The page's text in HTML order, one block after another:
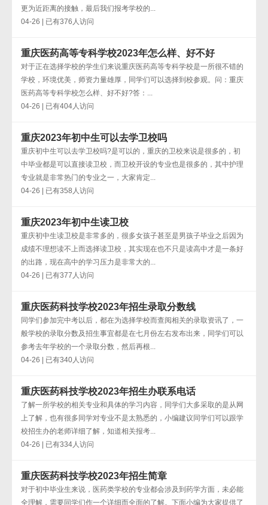
更为近距离的接触，最后我们报考学校的...
04-26 | 已有376人访问
重庆医药高等专科学校2023年怎么样、好不好
对于正在选择学校的学生们来说重庆医药高等专科学校是一所很不错的
学校，环境优美，师资力量雄厚，同学们可以选择到校参观。问：重庆
医药高等专科学校怎么样、好不好?答：...
04-26 | 已有404人访问
重庆2023年初中生可以去学卫校吗
重庆初中生可以去学卫校吗?是可以的，重庆的卫校来说是很多的，初
中毕业都是可以直接读卫校，而卫校开设的专业也是很多的，其中护理
专业就是非常热门的专业之一，大家肯定...
04-26 | 已有358人访问
重庆2023年初中生读卫校
重庆初中生读卫校是非常多的，很多女孩子甚至是男孩子毕业之后因为
成绩不理想读不上而选择读卫校，其实现在也不只是读高中才是一条好
的出路，现在高中的学习压力是非常大的...
04-26 | 已有377人访问
重庆医药科技学校2023年招生录取分数线
同学们参加完中考以后，都在为选择学校而查阅相关的录取资讯了，一
般学校的录取分数及招生事宜都是在七月份左右发布出来，同学们可以
参考去年学校的一个录取分数，然后再根...
04-26 | 已有340人访问
重庆医药科技学校2023年招生办联系电话
了解一所学校的相关专业和具体的学习内容，同学们大多采取的是从网
上了解，也有很多同学对专业不是太熟悉的，小编建议同学们可以跟学
校招生办的老师详细了解，知道相关报考...
04-26 | 已有334人访问
重庆医药科技学校2023年招生简章
对于初中毕业生来说，医药类学校的专业都会涉及到药学方面，未必能
全理解，需要同学们作一个详细而全面的了解。下面小编为大家提供了